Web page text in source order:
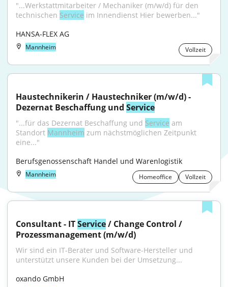
"...Werkstattmitarbeiter / Mechaniker (m/w/d) für den
technischen Service im Innendienst Hier bewerben..."
HANSA-FLEX AG
Mannheim Vollzeit
Haustechnikerin / Haustechniker (m/w/d) -
Dezernat Beschaffung und Service
"...für das Dezernat Beschaffung und Service am
Standort Mannheim zum nächstmöglichen Zeitpunkt
eine..."
Berufsgenossenschaft Handel und Warenlogistik
Mannheim Homeoffice Vollzeit
Consultant - IT Service / Change Control /
Prozessmanagement (m/w/d)
Wir sind ein IT-Berater und Software-Hersteller und
unterstützt unsere Kunden bei der Umsetzung...
oxando GmbH